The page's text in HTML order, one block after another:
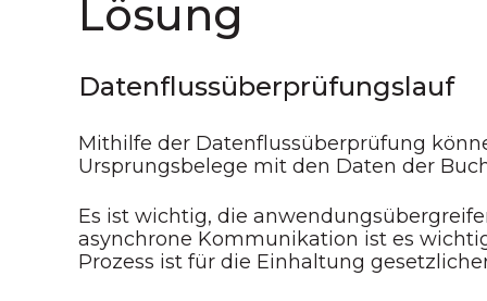
Lösung
Datenflussüberprüfungslauf
Mithilfe der Datenflussüberprüfung
Ursprungsbelege mit den Daten der
Es ist wichtig, die
asynchrone Kommunikation ist es
Prozess ist für die Einhaltung